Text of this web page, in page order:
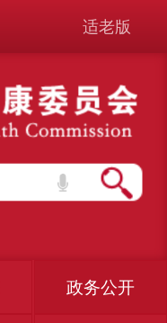
适老版
政务公开